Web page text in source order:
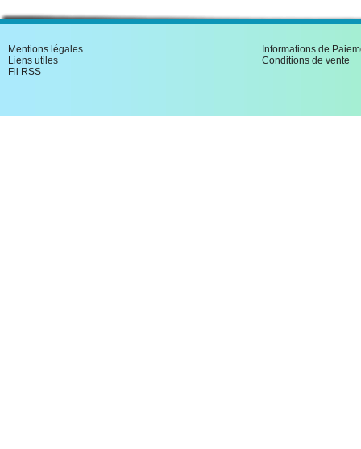
Mentions légales
Liens utiles
Fil RSS
Informations de
Conditions de vente